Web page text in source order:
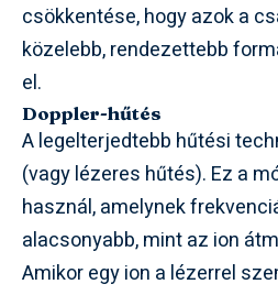
csökkentése, hogy azok a
közelebb, rendezettebb
el.
Doppler-hűtés
A legelterjedtebb hűtési
(vagy lézeres hűtés). Ez a
használ, amelynek
alacsonyabb, mint az ion
Amikor egy ion a lézerrel